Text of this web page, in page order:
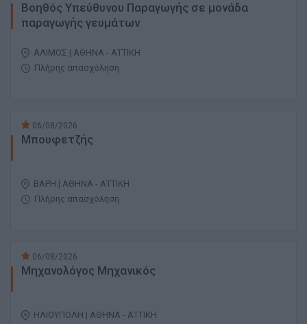
Βοηθός Υπεύθυνου Παραγωγής σε μονάδα
παραγωγής γευμάτων
ΑΛΙΜΟΣ | ΑΘΗΝΑ - ΑΤΤΙΚΗ
Πλήρης απασχόληση
06/08/2026
Μπουφετζής
ΒΑΡΗ | ΑΘΗΝΑ - ΑΤΤΙΚΗ
Πλήρης απασχόληση
06/08/2026
Μηχανολόγος Μηχανικός
ΗΛΙΟΥΠΟΛΗ | ΑΘΗΝΑ - ΑΤΤΙΚΗ